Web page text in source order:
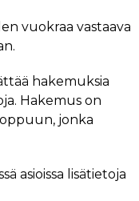
vuokraa vastaava
hakemuksia
Hakemus on
jonka
asioissa lisätietoja